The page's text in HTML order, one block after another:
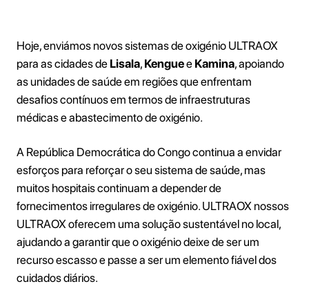
Hoje, enviámos novos sistemas de oxigénio ULTRAOX
para as cidades de Lisala, Kenguee Kamina, apoiando
as unidades de saúde em regiões que enfrentam
desafios contínuos em termos de infraestruturas
médicas e abastecimento de oxigénio.
A República Democrática do Congo continua a envidar
esforços para reforçar o seu sistema de saúde, mas
muitos hospitais continuam a depender de
fornecimentos irregulares de oxigénio. ULTRAOX nossos
ULTRAOX oferecem uma solução sustentável no local,
ajudando a garantir que o oxigénio deixe de ser um
recurso escasso e passe a ser um elemento fiável dos
cuidados diários.